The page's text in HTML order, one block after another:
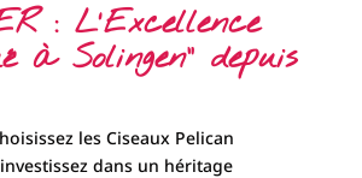
: L'Excellence
à Solingen" depuis
les Ciseaux Pelican
investissez dans un héritage